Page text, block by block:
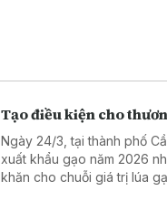
Tạo điều kiện cho
Ngày 24/3, tại thành phố
xuất khẩu gạo năm 2026
khăn cho chuỗi giá trị lúa